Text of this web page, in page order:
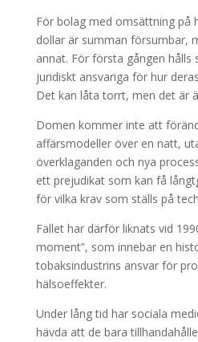
För bolag med omsättning på
dollar är summan försumbar,
annat. För första gången hålls
juridiskt ansvariga för hur
Det kan låta torrt, men det är
Domen kommer inte att
affärsmodeller över en natt,
överklaganden och nya
ett prejudikat som kan få
för vilka krav som ställs på
Fallet har därför liknats vid
moment”, som innebar en
tobaksindustrins ansvar för
hälsoeffekter.
Under lång tid har sociala
hävda att de bara